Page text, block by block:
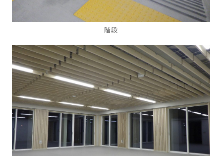
階段